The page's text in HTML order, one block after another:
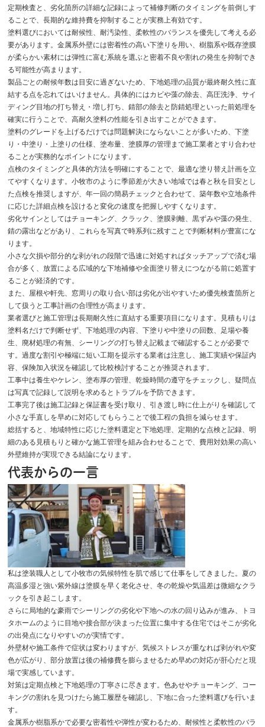
定期検査と、劣化箇所の詳細な記録によって補修判断のタイミングを前倒しす
ることで、長期的な維持費を抑制することが実務上有効です。
塗料選びにおいては耐候性、耐汚染性、柔軟性のバランスを優先して考える必
要があります。金属系外壁には密着性の高い下塗りを用い、樹脂系や既存塗膜
が柔らかい素材には弾性に富む系統を選ぶと密着不良や割れの発生を抑制でき
る可能性が高まります。
製品ごとの耐候年数は目安に過ぎないため、下地処理の品質が最終耐久性に直
結する点を忘れてはいけません。具体的にはカビや藻の除去、高圧洗浄、サイ
ディング目地の打ち替え・増し打ち、錆部の除去と防錆処理といった前処理を
確実に行うことで、高耐久塗料の性能を引き出すことができます。
塗料のグレードを上げるだけでは問題解決にならないことが多いため、下塗
り・中塗り・上塗りの仕様、塗布量、塗膜厚の管理まで施工業者とすり合わせ
ることが実務的なポイントになります。
点検のタイミングと具体的方法を明確にすることで、最適な塗り替え計画を立
てやすくなります。小牧市のように季節差が大きい地域では春と秋を目安とし
た点検を推奨しますが、年一回の簡易チェックと合わせて、築年数や立地条件
に応じた詳細点検を設けると変化の速度を把握しやすくなります。
劣化サインとしてはチョーキング、クラック、塗膜剥離、黒ずみや藻の発生、
錆の露出などがあり、これらを写真で時系列に残すことで判断材料が豊富にな
ります。
小さな欠損や部分的な剥がれの段階で迅速に対処すればタッチアップで済む場
合が多く、放置による広域的な下地補修や全面塗り替えにつながる前に処置す
ることが経済的です。
また、屋根や軒先、窓周りの取り合い部は劣化が出やすいため優先検査箇所と
して扱うと工事計画の合理性が高まります。
業者選びと施工管理は長期耐久性に直結する重要項目になります。見積もりは
塗料名だけで判断せず、下地処理の内容、下塗りや中塗りの回数、足場や養
生、廃材処理の有無、シーリングの打ち替え記載まで確認することが必要で
す。過度な割引や極端に短い工期を提示する業者は注意し、施工実績や保証内
容、保険加入状況を確認して比較検討することが推奨されます。
工事中は養生やケレン、塗布厚の管理、乾燥時間の遵守をチェックし、疑問点
は写真で記録して説明を求めるとトラブルを予防できます。
工事完了後は施工記録と保証書を受け取り、引き渡し時に仕上がりを確認して
小さな手直しを早めに対応してもらうことで後工程の負担を減らせます。
総括すると、地域特性に応じた塗料選定と下地処理、定期的な点検と記録、明
細のある見積もりと確かな施工管理を組み合わせることで、費用対効果の高い
外壁維持が実現できる結論になります。
代表からの一言
私は塗装職人として小牧市の気候特性を肌で感じて仕事をしてきました。夏の
高温多湿と強い紫外線は塗膜を早く老化させ、冬の乾燥や気温差は微細なクラ
ックを引き起こします。
さらに局地的な豪雨でシーリングの劣化や下地への水の回り込みが進み、トヨ
タホームのように目地や接合部が決まった位置に集中する住宅ではそこが劣化
の出発点になりやすいのが実情です。
外壁材や施工条件で症状は変わりますが、気候ストレスが重なれば剥がれや変
色が広がり、部分放置は後の補修費を膨らませるため早めの対応が肝心だと現
場で実感しています。
対策は定期点検と下地処理の丁寧さに尽きます。色あせやチョーキング、コー
キングの割れを見つけたら施工履歴を確認し、下地に合った塗料選びを行いま
す。
金属系か樹脂系かで必要な密着性や弾性が変わるため、耐候性と柔軟性のバラ